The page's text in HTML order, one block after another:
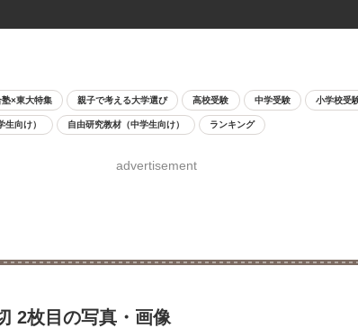
塾×東大特集 親子で考える大学選び 高校受験 中学受験 小学校受
生向け） 自由研究教材（中学生向け） ランキング
advertisement
2枚目の写真・画像